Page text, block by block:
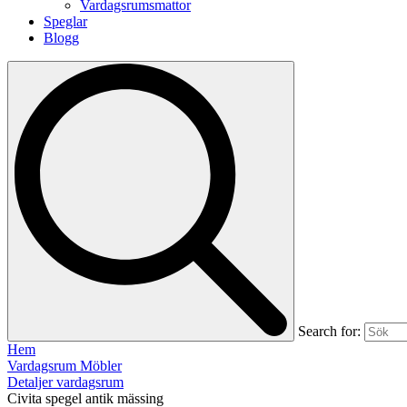
Vardagsrumsmattor
Speglar
Blogg
Search for:
Hem
Vardagsrum Möbler
Detaljer vardagsrum
Civita spegel antik mässing